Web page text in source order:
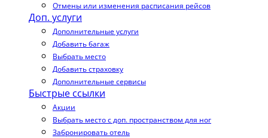
Отмены или изменения расписания рейсов
Доп. услуги
Дополнительные услуги
Добавить багаж
Выбрать место
Добавить страховку
Дополнительные сервисы
Быстрые ссылки
Акции
Выбрать место с доп. пространством для ног
Забронировать отель